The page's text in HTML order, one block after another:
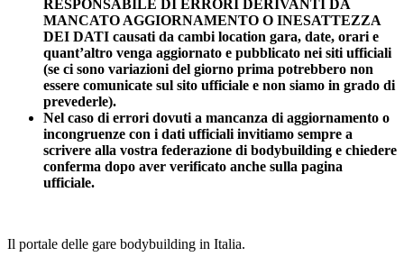
RESPONSABILE DI ERRORI DERIVANTI DA
MANCATO AGGIORNAMENTO O INESATTEZZA
DEI DATI causati da cambi location gara, date, orari e
quant’altro venga aggiornato e pubblicato nei siti ufficiali
(se ci sono variazioni del giorno prima potrebbero non
essere comunicate sul sito ufficiale e non siamo in grado di
prevederle).
Nel caso di errori dovuti a mancanza di aggiornamento o
incongruenze con i dati ufficiali invitiamo sempre a
scrivere alla vostra federazione di bodybuilding e chiedere
conferma dopo aver verificato anche sulla pagina
ufficiale.
Il portale delle gare bodybuilding in Italia.